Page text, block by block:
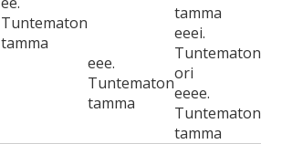
Tuntematon
tamma
tamma
eee.
Tuntematon
tamma
eeei.
Tuntematon
ori
eeee.
Tuntematon
tamma